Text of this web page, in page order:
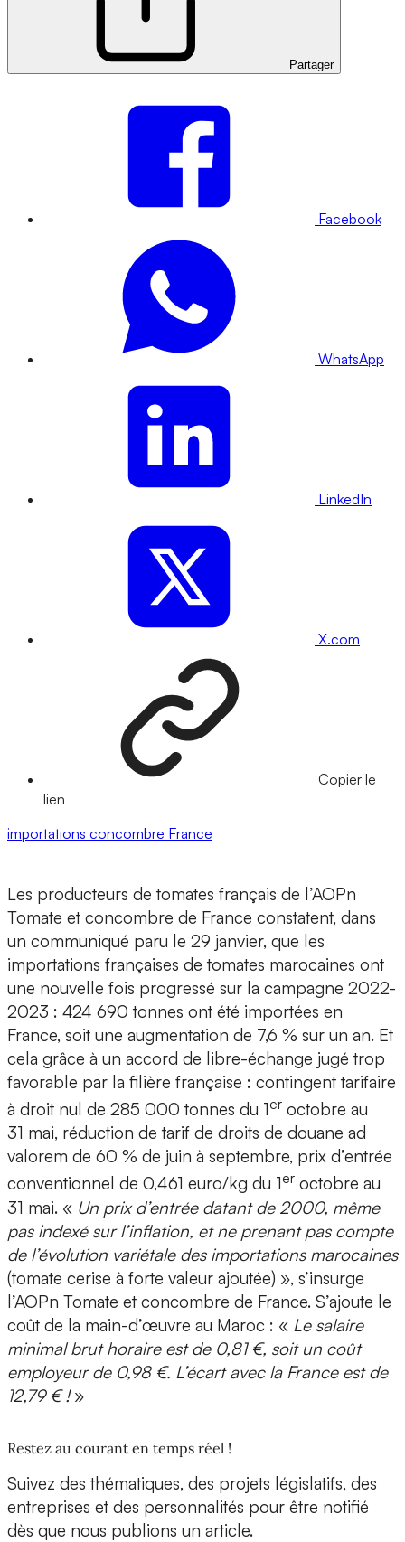
Partager
Facebook
WhatsApp
LinkedIn
X.com
Copier le
lien
importations concombre France
Les producteurs de tomates français de l’AOPn
Tomate et concombre de France constatent, dans
un communiqué paru le 29 janvier, que les
importations françaises de tomates marocaines ont
une nouvelle fois progressé sur la campagne 2022-
2023 : 424 690 tonnes ont été importées en
France, soit une augmentation de 7,6 % sur un an. Et
cela grâce à un accord de libre-échange jugé trop
favorable par la filière française : contingent tarifaire
à droit nul de 285 000 tonnes du 1er octobre au
31 mai, réduction de tarif de droits de douane ad
valorem de 60 % de juin à septembre, prix d’entrée
conventionnel de 0,461 euro/kg du 1er octobre au
31 mai. « Un prix d’entrée datant de 2000, même
pas indexé sur l’inflation, et ne prenant pas compte
de l’évolution variétale des importations marocaines
(tomate cerise à forte valeur ajoutée) », s’insurge
l’AOPn Tomate et concombre de France. S’ajoute le
coût de la main-d’œuvre au Maroc : « Le salaire
minimal brut horaire est de 0,81 €, soit un coût
employeur de 0,98 €. L’écart avec la France est de
12,79 € !»
Restez au courant en temps réel !
Suivez des thématiques, des projets législatifs, des
entreprises et des personnalités pour être notifié
dès que nous publions un article.